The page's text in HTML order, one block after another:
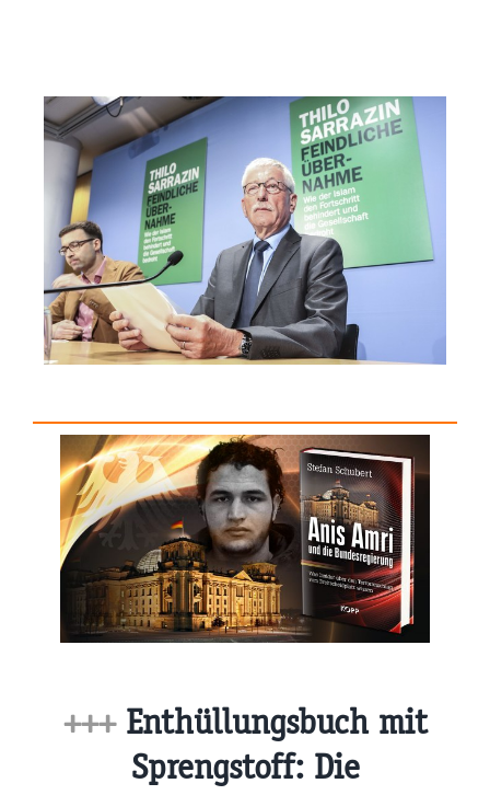
+++ Enthüllungsbuch mit
Sprengstoff: Die